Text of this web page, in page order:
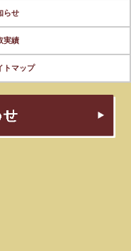
らせ
実績
トマップ